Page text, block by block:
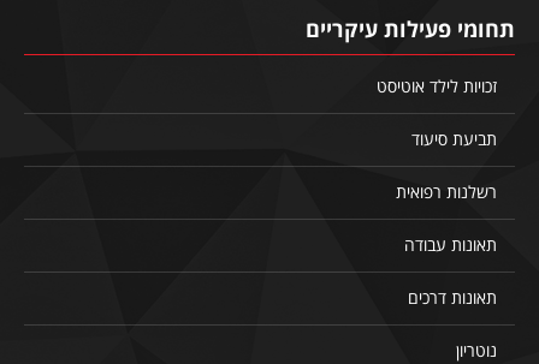
תחומי פעילות עיקריים
זכויות לילד אוטיסט
תביעת סיעוד
רשלנות רפואית
תאונות עבודה
תאונות דרכים
נוטריון